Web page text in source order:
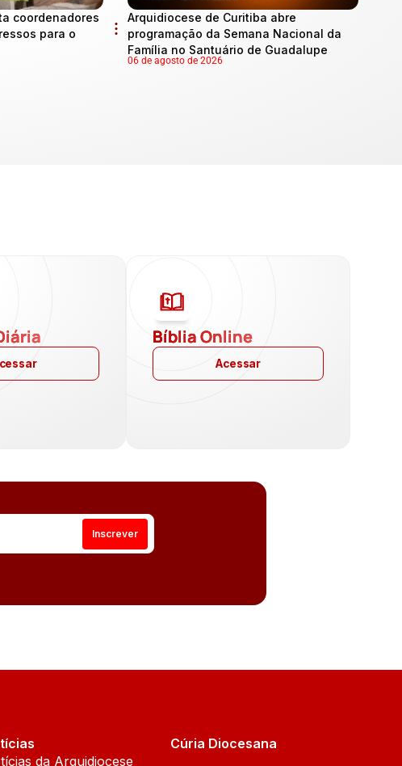
coordenadores
para o
Arquidiocese de Curitiba abre
programação da Semana Nacional da
Família no Santuário de Guadalupe
06 de agosto de 2026
Bíblia Online
Acessar
da Arquidiocese
Cúria Diocesana